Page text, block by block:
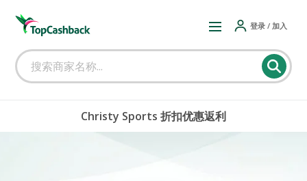
登录 / 加入
Christy Sports 折扣优惠返利